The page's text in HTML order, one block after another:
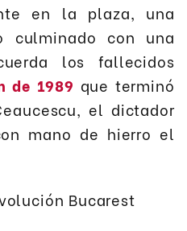
en la plaza, una
culminado con una
los fallecidos
de 1989 que terminó
el dictador
mano de hierro el